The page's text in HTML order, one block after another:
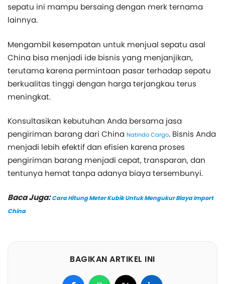
sepatu ini mampu bersaing dengan merk ternama
lainnya.
Mengambil kesempatan untuk menjual sepatu asal
China bisa menjadi ide bisnis yang menjanjikan,
terutama karena permintaan pasar terhadap sepatu
berkualitas tinggi dengan harga terjangkau terus
meningkat.
Konsultasikan kebutuhan Anda bersama jasa
pengiriman barang dari China Natindo Cargo. Bisnis Anda
menjadi lebih efektif dan efisien karena proses
pengiriman barang menjadi cepat, transparan, dan
tentunya hemat tanpa adanya biaya tersembunyi.
Baca Juga:Cara Hitung Meter Kubik Untuk Mengukur Biaya Import
China
BAGIKAN ARTIKEL INI